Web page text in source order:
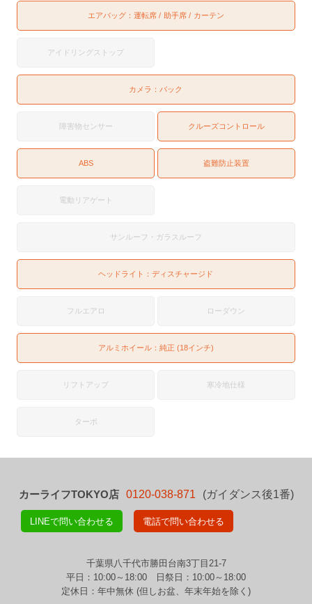
エアバッグ： 運転席 助手席 カーテン
アイドリングストップ
カメラ： バック
障害物センサー クルーズコントロール
ABS 盗難防止装置
電動リアゲート
サンルーフ・ガラスルーフ
ヘッドライト：ディスチャージド
フルエアロ ローダウン
アルミホイール：純正 (18インチ)
リフトアップ 寒冷地仕様
ターボ
カーライフTOKYO店 0120-038-871 (ガイダンス後1番)
LINEで問い合わせる 電話で問い合わせる
千葉県八千代市勝田台南3丁目21-7
平日：10:00～18:00 日祭日：10:00～18:00
定休日：年中無休 (但しお盆、年末年始を除く)